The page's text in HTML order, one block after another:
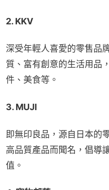
2. KKV
深受年輕人喜愛的零售品
質、富有創意的生活用品
件、美食等。
3. MUJI
即無印良品，源自日本的
高品質產品而聞名，倡導
值。